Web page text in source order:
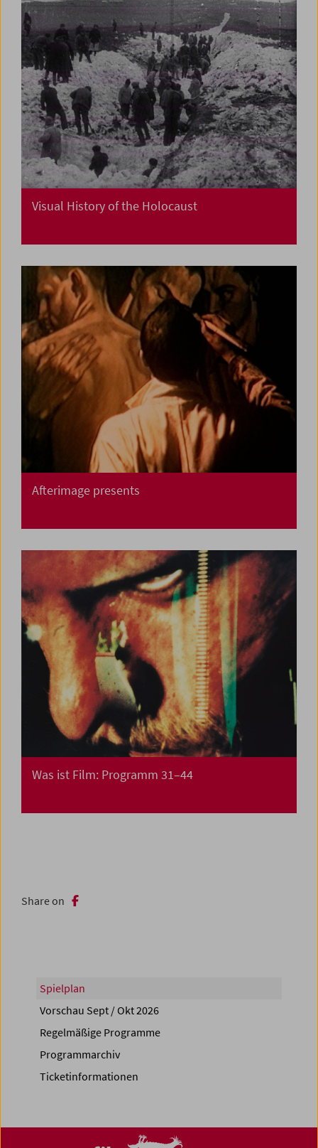
Visual History of the Holocaust
Afterimage presents
Was ist Film: Programm 31–44
Share on
Spielplan
Vorschau Sept / Okt 2026
Regelmäßige Programme
Programmarchiv
Ticketinformationen